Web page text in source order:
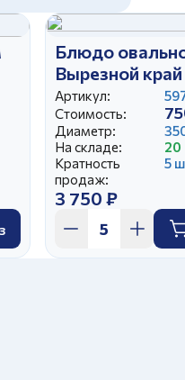
Блюдо
Вырезной
золотом
Артикул:
Стоимость:
Диаметр:
На складе:
20
Кратность
продаж:
5
3 750 ₽